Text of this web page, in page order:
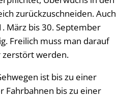
zurückzuschneiden. Auch
März bis 30. September
Freilich muss man darauf
zerstört werden.
ist bis zu einer
Fahrbahnen bis zu einer